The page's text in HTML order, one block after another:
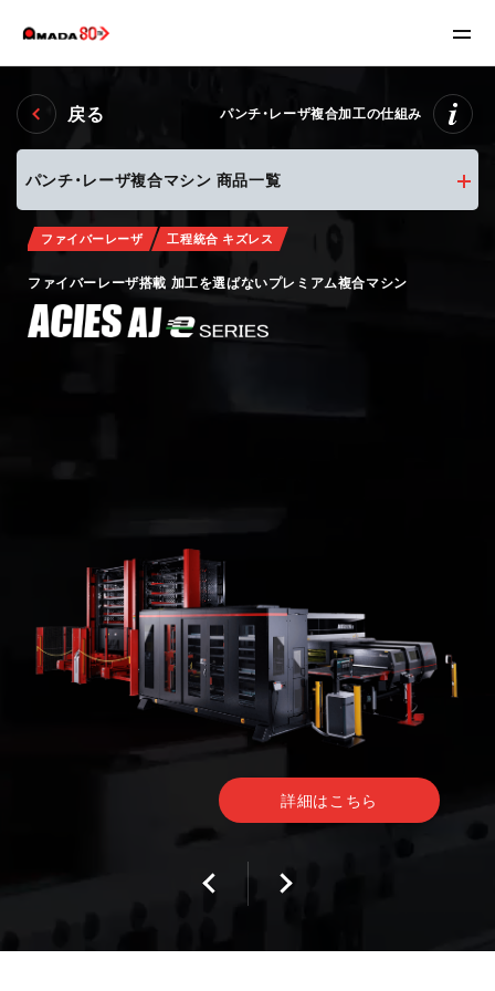
パンチ・レーザ複合マシン 商品一覧
ファイバーレーザ
ACIES-AJeシリーズ
EML-AJeシリーズ
LC-C1AJeシリーズ
戻る
ファイバーレーザ 工程統合 キズレス
ファイバーレーザ搭載 加工を選ばないプレミアム複合マシン
ファイバーレーザ 工程統合
ファイバーレーザ コンパクト
詳細はこちら
パンチ・レーザ複合加工の仕組み